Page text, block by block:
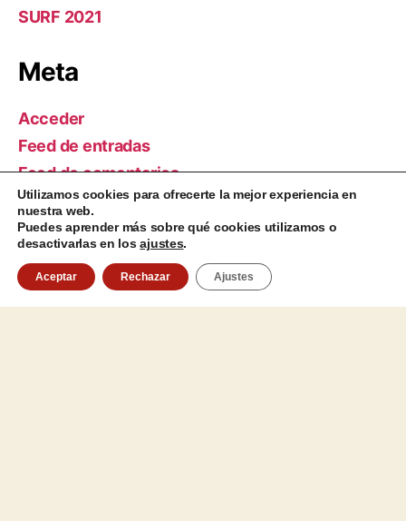
SURF 2021
Meta
Acceder
Feed de entradas
Feed de comentarios
WordPress.org
Aviso Legal
Utilizamos cookies para ofrecerte la mejor experiencia en
nuestra web.
Puedes aprender más sobre qué cookies utilizamos o
desactivarlas en losajustes.
Aceptar Rechazar Ajustes